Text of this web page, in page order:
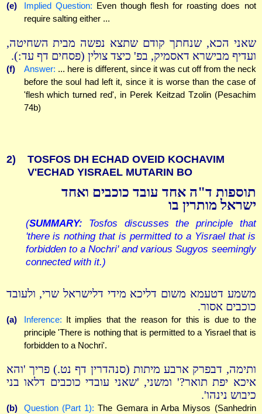
(e) Implied Question: Even though flesh for roasting does not
require salting either ...
שאני הכא, שנחתך קודם שתצא נפשה מבית השחיטה,
ועדיף מבישרא דאסמיק, בפ' כיצד צולין (פסחים דף עד:).
(f) Answer: ... here is different, since it was cut off from the neck
before the soul had left it, since it is worse than the case of
'flesh which turned red', in Perek Keitzad Tzolin (Pesachim
74b)
2)
TOSFOS DH ECHAD OVEID KOCHAVIM
V'ECHAD YISRAEL MUTARIN BO
תוספות ד"ה אחד עובד כוכבים ואחד
ישראל מותרין בו
(SUMMARY: Tosfos discusses the principle that
'there is nothing that is permitted to a Yisrael that is
forbidden to a Nochri' and various Sugyos seemingly
connected with it.)
משמע דטעמא משום דליכא מידי דלישראל שרי, ולעובד
כוכבים אסור.
(a) Inference: It implies that the reason for this is due to the
principle 'There is nothing that is permitted to a Yisrael that is
forbidden to a Nochri'.
ותימה, דבפרק ארבע מיתות (סנהדרין דף נט.) פריך 'והא
איכא יפת תואר?' ומשני, 'שאני עובדי כוכבים דלאו בני
כיבוש נינהו'.
(b) Question (Part 1): The Gemara in Arba Miysos (Sanhedrin